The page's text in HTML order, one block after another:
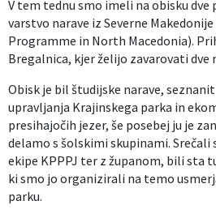
V tem tednu smo imeli na obisku
varstvo narave iz Severne
Programme in North Macedonia).
Bregalnica, kjer želijo zavarovati dve
Obisk je bil študijske narave,
upravljanja Krajinskega parka in
presihajočih jezer, še posebej ju je
delamo s šolskimi skupinami. Srečali
ekipe KPPPJ ter z županom, bili sta
ki smo jo organizirali na temo
parku.
Izobraževanje
Kultura, šport in turizem
Sociala in zdravstvo
Skupna občinska uprava